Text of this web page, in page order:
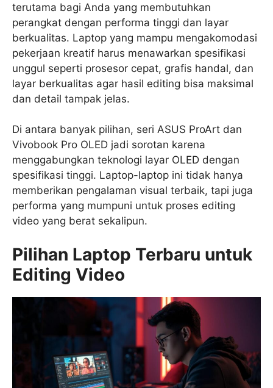
terutama bagi Anda yang membutuhkan
perangkat dengan performa tinggi dan layar
berkualitas. Laptop yang mampu mengakomodasi
pekerjaan kreatif harus menawarkan spesifikasi
unggul seperti prosesor cepat, grafis handal, dan
layar berkualitas agar hasil editing bisa maksimal
dan detail tampak jelas.
Di antara banyak pilihan, seri ASUS ProArt dan
Vivobook Pro OLED jadi sorotan karena
menggabungkan teknologi layar OLED dengan
spesifikasi tinggi. Laptop-laptop ini tidak hanya
memberikan pengalaman visual terbaik, tapi juga
performa yang mumpuni untuk proses editing
video yang berat sekalipun.
Pilihan Laptop Terbaru untuk
Editing Video